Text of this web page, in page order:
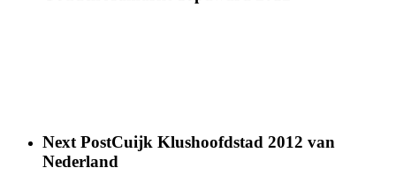
Next PostCuijk Klushoofdstad 2012 van
Nederland